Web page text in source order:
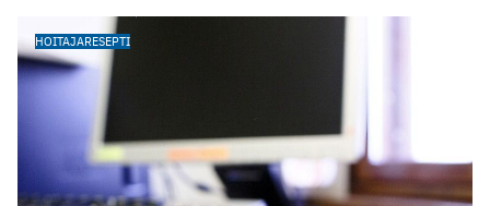
HOITAJARESEPTI